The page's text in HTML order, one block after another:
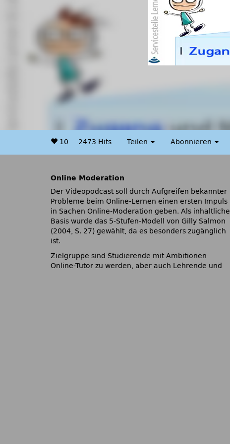
10 2473 Hits Teilen Abonnieren
Online Moderation
Der Videopodcast soll durch Aufgreifen bekannter
Probleme beim Online-Lernen einen ersten Impuls
in Sachen Online-Moderation geben. Als inhaltliche
Basis wurde das 5-Stufen-Modell von Gilly Salmon
(2004, S. 27) gewählt, da es besonders zugänglich
ist.
Zielgruppe sind Studierende mit Ambitionen
Online-Tutor zu werden, aber auch Lehrende und